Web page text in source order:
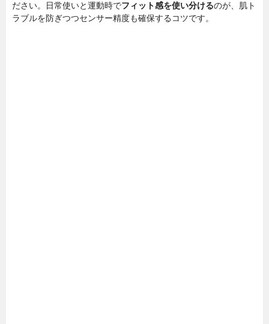
ださい。日常使いと運動時でフィット感を使い分けるのが、肌ト
ラブルを防ぎつつセンサー精度も確保するコツです。